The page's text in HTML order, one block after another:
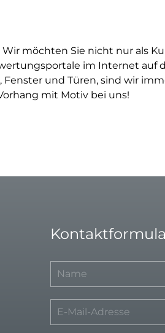
möchten Sie nicht nur als
im Internet auf
und Türen, sind wir
mit Motiv bei uns!